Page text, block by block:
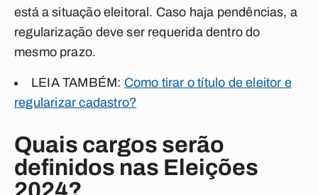
está a situação eleitoral. Caso haja pendências, a
regularização deve ser requerida dentro do
mesmo prazo.
LEIA TAMBÉM: Como tirar o título de eleitor e
regularizar cadastro?
Quais cargos serão
definidos nas Eleições